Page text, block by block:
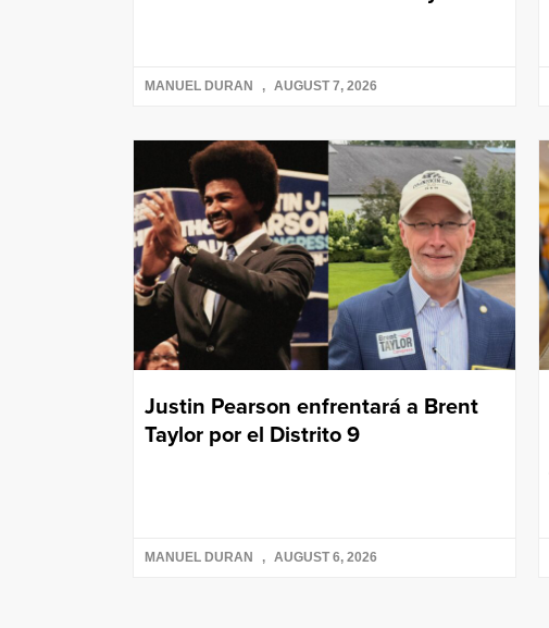
MANUEL DURAN AUGUST 7, 2026
Justin Pearson enfrentará a Brent
Taylor por el Distrito 9
MANUEL DURAN AUGUST 6, 2026